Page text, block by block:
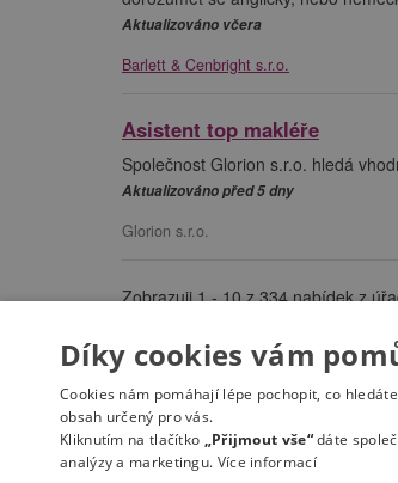
Aktualizováno včera
Barlett & Cenbright s.r.o.
Asistent top makléře
Společnost Glorion s.r.o. hledá
Aktualizováno před 5 dny
Glorion s.r.o.
Zobrazuji 1 - 10 z 334 nabídek z
Díky cookies vám
Cookies nám pomáhají lépe pochopit, co
obsah určený pro vás.
Kliknutím na tlačítko „Přijmout vše“dáte
analýzy a marketingu. Více informací